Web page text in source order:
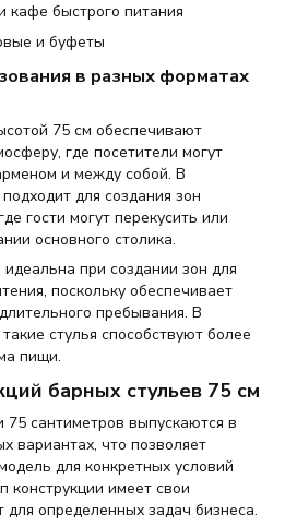
кафе быстрого питания
и буфеты
в разных форматах
75 см обеспечивают
где посетители могут
и между собой. В
для создания зон
гости могут перекусить или
основного столика.
при создании зон для
поскольку обеспечивает
пребывания. В
стулья способствуют более
пищи.
барных стульев 75 см
75 сантиметров выпускаются в
вариантах, что позволяет
для конкретных условий
конструкции имеет свои
определенных задач бизнеса.